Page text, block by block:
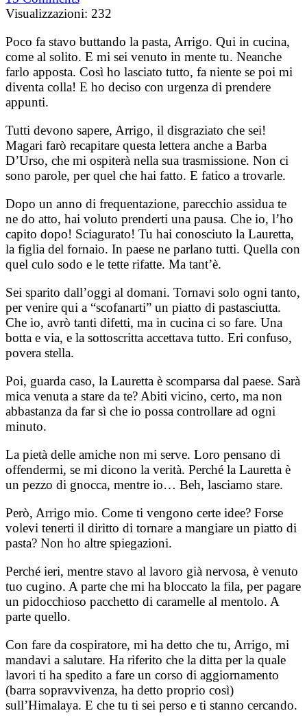
Visualizzazioni: 232
Poco fa stavo buttando la pasta, Arrigo. Qui in cucina,
come al solito. E mi sei venuto in mente tu. Neanche
farlo apposta. Così ho lasciato tutto, fa niente se poi mi
diventa colla! E ho deciso con urgenza di prendere
appunti.
Tutti devono sapere, Arrigo, il disgraziato che sei!
Magari farò recapitare questa lettera anche a Barba
D’Urso, che mi ospiterà nella sua trasmissione. Non ci
sono parole, per quel che hai fatto. E fatico a trovarle.
Dopo un anno di frequentazione, parecchio assidua te
ne do atto, hai voluto prenderti una pausa. Che io, l’ho
capito dopo! Sciagurato! Tu hai conosciuto la Lauretta,
la figlia del fornaio. In paese ne parlano tutti. Quella con
quel culo sodo e le tette rifatte. Ma tant’è.
Sei sparito dall’oggi al domani. Tornavi solo ogni tanto,
per venire qui a “scofanarti” un piatto di pastasciutta.
Che io, avrò tanti difetti, ma in cucina ci so fare. Una
botta e via, e la sottoscritta accettava tutto. Eri confuso,
povera stella.
Poi, guarda caso, la Lauretta è scomparsa dal paese. Sarà
mica venuta a stare da te? Abiti vicino, certo, ma non
abbastanza da far sì che io possa controllare ad ogni
minuto.
La pietà delle amiche non mi serve. Loro pensano di
offendermi, se mi dicono la verità. Perché la Lauretta è
un pezzo di gnocca, mentre io… Beh, lasciamo stare.
Però, Arrigo mio. Come ti vengono certe idee? Forse
volevi tenerti il diritto di tornare a mangiare un piatto di
pasta? Non ho altre spiegazioni.
Perché ieri, mentre stavo al lavoro già nervosa, è venuto
tuo cugino. A parte che mi ha bloccato la fila, per pagare
un pidocchioso pacchetto di caramelle al mentolo. A
parte quello.
Con fare da cospiratore, mi ha detto che tu, Arrigo, mi
mandavi a salutare. Ha riferito che la ditta per la quale
lavori ti ha spedito a fare un corso di aggiornamento
(barra sopravvivenza, ha detto proprio così)
sull’Himalaya. E che tu ti sei perso e ti stanno cercando.